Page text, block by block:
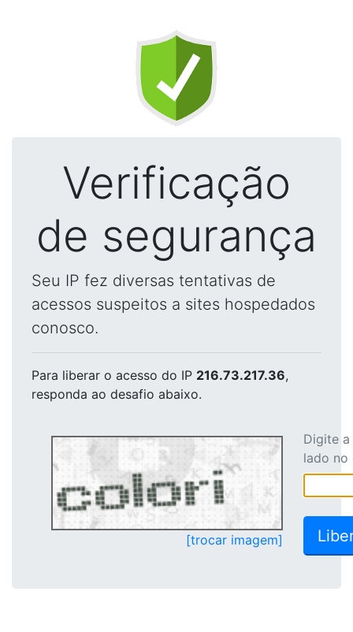
Verificação
de segurança
Seu IP fez diversas tentativas de
acessos suspeitos a sites hospedados
conosco.
Para liberar o acesso do IP 216.73.217.36,
responda ao desafio abaixo.
[trocar imagem]
Digite
lado no